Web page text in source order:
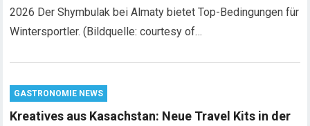
2026 Der Shymbulak bei Almaty bietet Top-Bedingungen für
Wintersportler. (Bildquelle: courtesy of…
GASTRONOMIE NEWS
Kreatives aus Kasachstan: Neue Travel Kits in der